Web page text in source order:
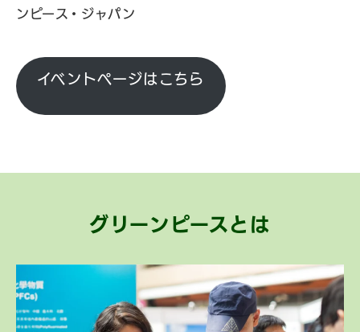
ンピース・ジャパン
イベントページはこちら
グリーンピースとは